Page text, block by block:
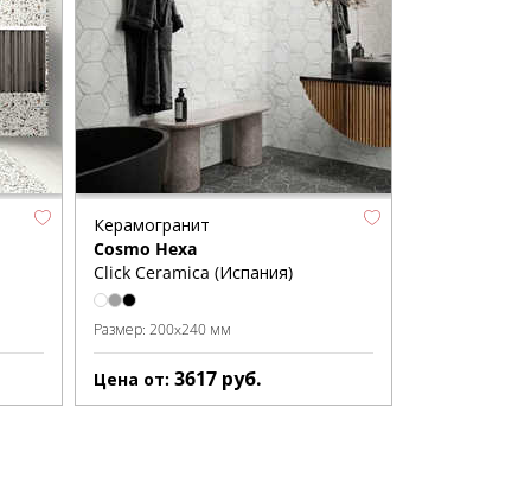
Керамогранит
Cosmo Hexa
Click Ceramica (Испания)
Размер: 200x240 мм
Цена от: 3617 руб.